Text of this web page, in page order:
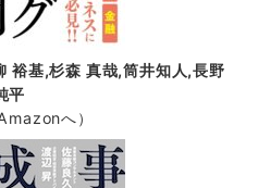
裕基,杉森 真哉,筒井知人,長野
平
Amazonへ）